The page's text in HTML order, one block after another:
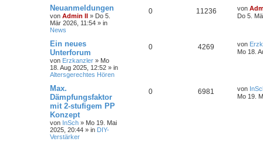
Neuanmeldungen
von Admin II » Do 5.
Mär 2026, 11:54 » in
News
0 11236 von
Do 5.
Ein neues
Unterforum
von Erzkanzler » Mo
18. Aug 2025, 12:52 » in
Altersgerechtes Hören
0 4269 von
Mo 18.
Max.
Dämpfungsfaktor
mit 2-stufigem PP
Konzept
von InSch » Mo 19. Mai
2025, 20:44 » in DIY-
Verstärker
0 6981 von
Mo 19.